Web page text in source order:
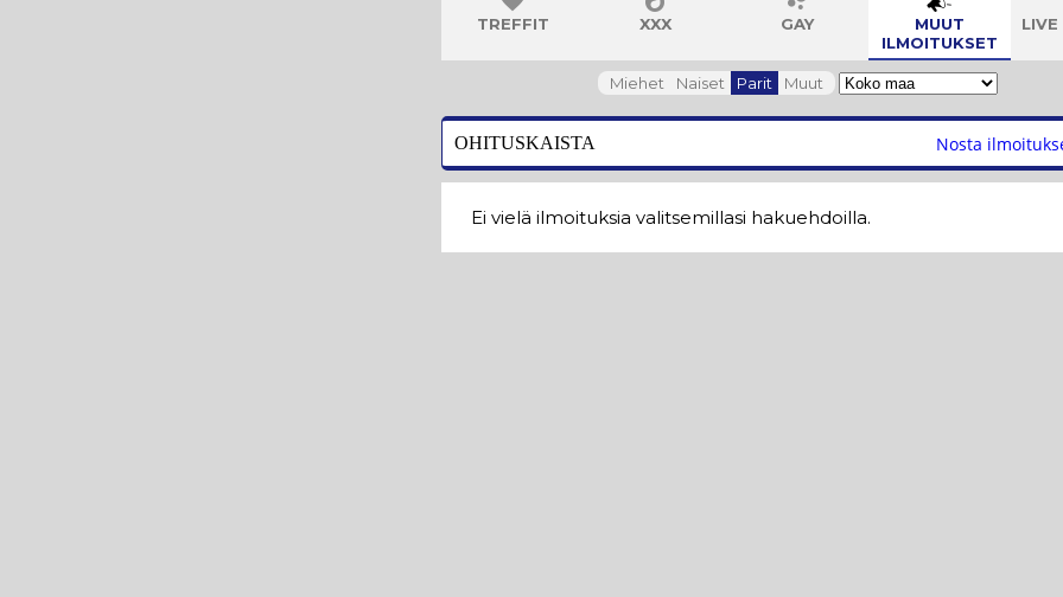
TREFFIT XXX GAY
MUUT
ILMOITUKSET
LIVE
Miehet Naiset Parit Muut
OHITUSKAISTA Nosta
Ei vielä ilmoituksia valitsemillasi hakuehdoilla.